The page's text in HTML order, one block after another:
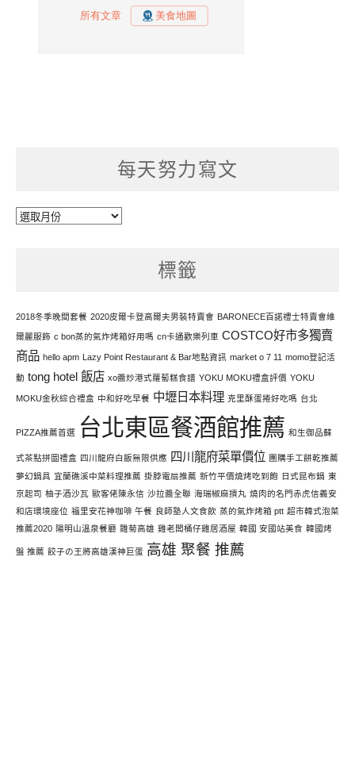
每天努力寫文
每
標籤
2018冬季晚間套餐 2020皮爾卡登高爾夫男裝特賣會 BARONECE百諾禮士特賣會維
爾麗服飾 c bon蒸的氣炸烤箱好用嗎 cn卡通歡樂列車 COSTCO好市多獨賣
商品 hello apm Lazy Point Restaurant & Bar地點資訊 market o 7 11 momo登記活
動 tong hotel 飯店 xo醬炒港式蘿蔔糕食譜 YOKU MOKU禮盒評價 YOKU
MOKU金秋綜合禮盒 中和好吃早餐 中壢日本料理 克里酥蛋捲好吃嗎 台北
PIZZA推薦首選 台北東區餐酒館推薦 和生御品蘇
式茶點拼圖禮盒 四川龍府白飯無限供應 四川龍府菜單價位 團購手工餅乾推薦
夢幻鍋具 宜蘭礁溪中菜料理推薦 掛脖電扇推薦 新竹平價燒烤吃到飽 日式昆布鍋 東
京起司 柚子酒沙瓦 歐客佬陳永信 沙拉醬全聯 海瑞椒麻摃丸 燒肉的名門赤虎信義安
和店環境座位 福里安花神咖啡 午餐 良師塾人文食飲 蒸的氣炸烤箱 ptt 超市韓式泡菜
推薦2020 陽明山溫泉餐廳 雛菊高雄 雞老闆桶仔雞居酒屋 韓國 安國站美食 韓國烤
盤 推薦 餃子の王將高雄漢神巨蛋 高雄 聚餐 推薦